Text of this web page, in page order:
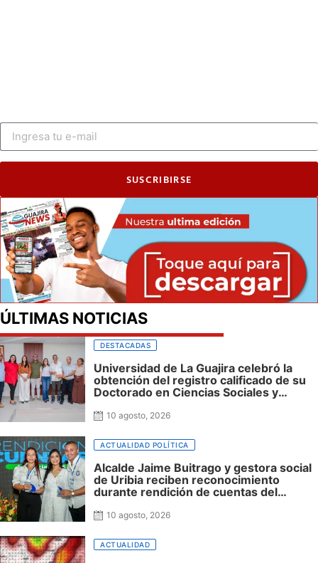
SUSCRIBIRSE
ÚLTIMAS NOTICIAS
DESTACADAS
Universidad de La Guajira celebró la
obtención del registro calificado de su
Doctorado en Ciencias Sociales y
con impacto regional
10 agosto, 2026
ACTUALIDAD POLÍTICA
Alcalde Jaime Buitrago y gestora social
de Uribia reciben reconocimiento
durante rendición de cuentas del
10 agosto, 2026
ACTUALIDAD